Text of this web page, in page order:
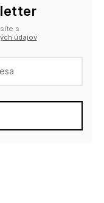
s
údajov